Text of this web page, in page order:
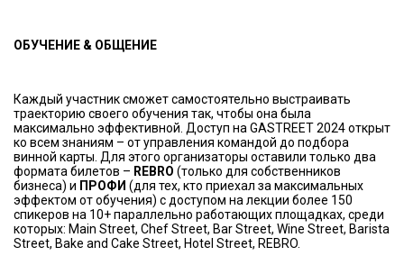
ОБУЧЕНИЕ & ОБЩЕНИЕ
Каждый участник сможет самостоятельно выстраивать
траекторию своего обучения так, чтобы она была
максимально эффективной. Доступ на GASTREET 2024 открыт
ко всем знаниям – от управления командой до подбора
винной карты. Для этого организаторы оставили только два
формата билетов – REBRO (только для собственников
бизнеса) и ПРОФИ (для тех, кто приехал за максимальных
эффектом от обучения) с доступом на лекции более 150
спикеров на 10+ параллельно работающих площадках, среди
которых: Main Street, Chef Street, Bar Street, Wine Street, Barista
Street, Bake and Cake Street, Hotel Street, REBRO.